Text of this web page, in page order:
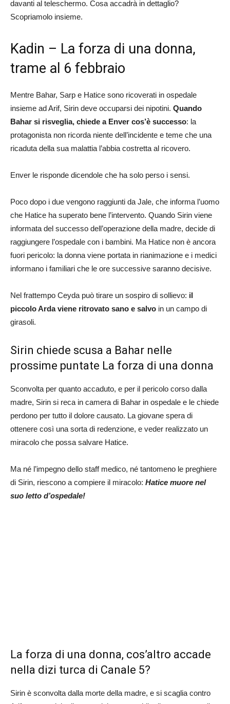
davanti al teleschermo. Cosa accadrà in dettaglio?
Scopriamolo insieme.
Kadin – La forza di una donna,
trame al 6 febbraio
Mentre Bahar, Sarp e Hatice sono ricoverati in ospedale
insieme ad Arif, Sirin deve occuparsi dei nipotini. Quando
Bahar si risveglia, chiede a Enver cos’è successo: la
protagonista non ricorda niente dell’incidente e teme che una
ricaduta della sua malattia l’abbia costretta al ricovero.
Enver le risponde dicendole che ha solo perso i sensi.
Poco dopo i due vengono raggiunti da Jale, che informa l’uomo
che Hatice ha superato bene l’intervento. Quando Sirin viene
informata del successo dell’operazione della madre, decide di
raggiungere l’ospedale con i bambini. Ma Hatice non è ancora
fuori pericolo: la donna viene portata in rianimazione e i medici
informano i familiari che le ore successive saranno decisive.
Nel frattempo Ceyda può tirare un sospiro di sollievo: il
piccolo Arda viene ritrovato sano e salvo in un campo di
girasoli.
Sirin chiede scusa a Bahar nelle
prossime puntate La forza di una donna
Sconvolta per quanto accaduto, e per il pericolo corso dalla
madre, Sirin si reca in camera di Bahar in ospedale e le chiede
perdono per tutto il dolore causato. La giovane spera di
ottenere così una sorta di redenzione, e veder realizzato un
miracolo che possa salvare Hatice.
Ma né l’impegno dello staff medico, né tantomeno le preghiere
di Sirin, riescono a compiere il miracolo: Hatice muore nel
suo letto d’ospedale!
La forza di una donna, cos’altro accade
nella dizi turca di Canale 5?
Sirin è sconvolta dalla morte della madre, e si scaglia contro